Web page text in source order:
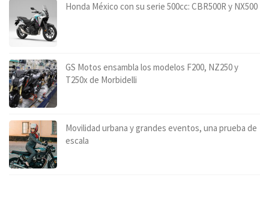
Honda México con su serie 500cc: CBR500R y NX500
GS Motos ensambla los modelos F200, NZ250 y
T250x de Morbidelli
Movilidad urbana y grandes eventos, una prueba de
escala